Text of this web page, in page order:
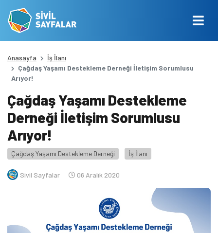
Anasayfa
İş İlanı
Çağdaş Yaşamı Destekleme Derneği İletişim Sorumlusu
Arıyor!
Çağdaş Yaşamı Destekleme
Derneği İletişim Sorumlusu
Arıyor!
Çağdaş Yaşamı Destekleme Derneği İş İlanı
Sivil Sayfalar 06 Aralık 2020